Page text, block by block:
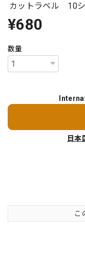
カットラベル 10
¥680
数量
日本
こ